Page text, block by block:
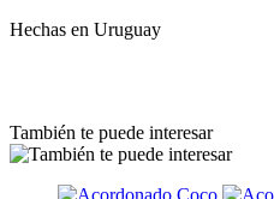
Hechas en Uruguay
También te puede interesar